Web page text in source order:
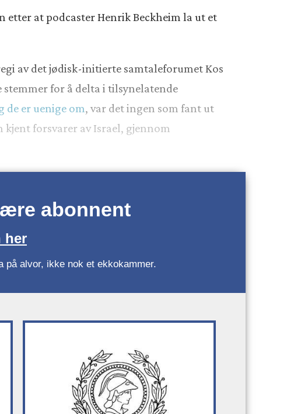
etter at podcaster Henrik Beckheim la ut et
av det jødisk-initierte samtaleforumet Kos
for å delta i tilsynelatende
de er uenige om, var det ingen som fant ut
forsvarer av Israel, gjennom
abonnent
her
på alvor, ikke nok et ekkokammer.